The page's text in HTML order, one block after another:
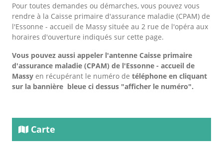
Pour toutes demandes ou démarches, vous pouvez vous
rendre à la Caisse primaire d'assurance maladie (CPAM) de
l'Essonne - accueil de Massy située au 2 rue de l'opéra aux
horaires d'ouverture indiqués sur cette page.
Vous pouvez aussi appeler l'antenne Caisse primaire
d'assurance maladie (CPAM) de l'Essonne - accueil de
Massy en récupérant le numéro de téléphone en cliquant
sur la bannière bleue ci dessus "afficher le numéro".
Carte